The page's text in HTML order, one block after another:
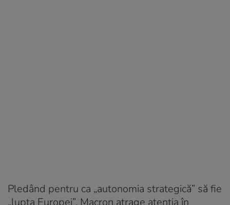
Pledând pentru ca „autonomia strategică” să fie
„lupta Europei”, Macron atrage atenţia în